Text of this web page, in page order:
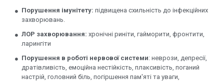
Порушення імунітету: підвищена схильність до інфекційних
захворювань.
ЛОР захворювання: хронічні риніти, гайморити, фронтити,
ларингіти
Порушення в роботі нервової системи: неврози, депресії,
дратівливість, емоційна нестійкість, плаксивість, поганий
настрій, головний біль, погіршення пам'яті та уваги,